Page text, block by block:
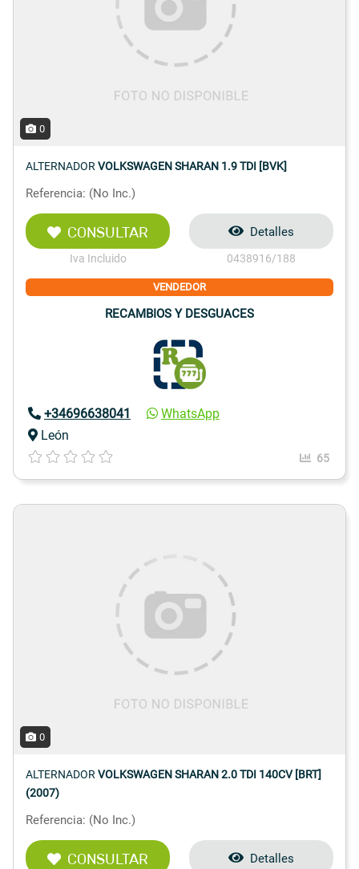
0
ALTERNADOR VOLKSWAGEN SHARAN 1.9 TDI [BVK]
Referencia: (No Inc.)
CONSULTAR
Iva Incluido
Detalles
0438916/188
VENDEDOR
RECAMBIOS Y DESGUACES
+34696638041
WhatsApp
León
65
0
ALTERNADOR VOLKSWAGEN SHARAN 2.0 TDI 140CV [BRT]
(2007)
Referencia: (No Inc.)
CONSULTAR Detalles